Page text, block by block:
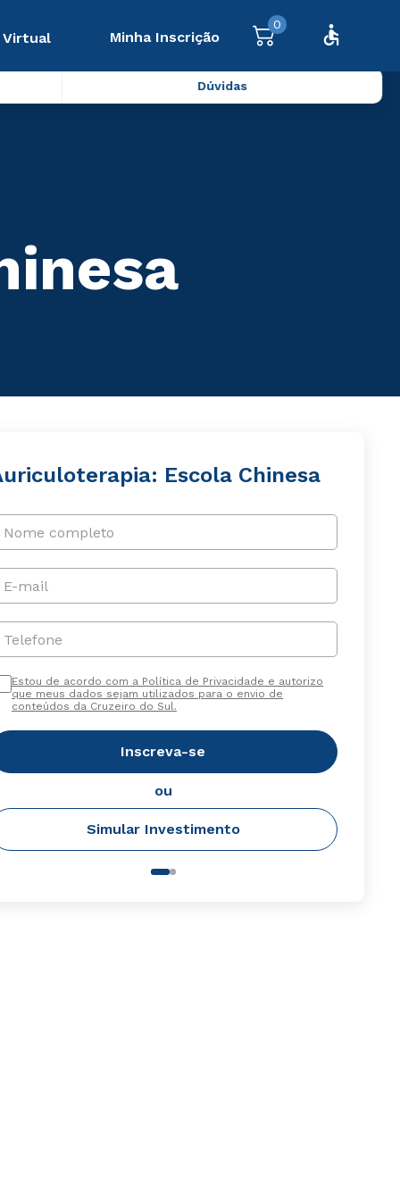
Virtual Minha Inscrição
0
Dúvidas
Escola Chinesa
Nome completo
E-mail
Telefone
Estou de acordo com a Política de Privacidade e autorizo
que meus dados sejam utilizados para o envio de
conteúdos da Cruzeiro do Sul.
Inscreva-se
ou
Simular Investimento